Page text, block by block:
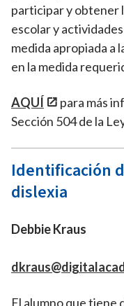
participar y obtener
escolar y
medida apropiada a
en la medida
AQUÍ
para más
Sección 504 de la
Identificación
dislexia
Debbie Kraus
El alumno que tiene